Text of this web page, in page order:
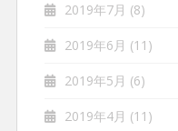
2019年7月 (8)
2019年6月 (11)
2019年5月 (6)
2019年4月 (11)